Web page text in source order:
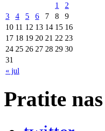
« jul
1
2
3
4 5 6 7 8
9
10 11 12 13 14 15 16
17 18 19 20 21 22 23
24 25 26 27 28 29 30
31
Pratite